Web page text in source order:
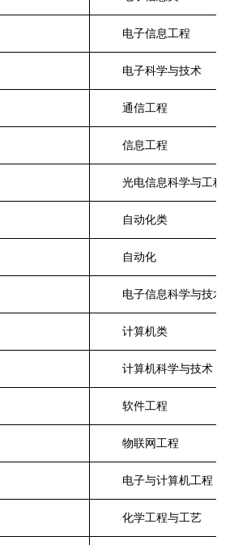
电子信息工程
电子科学与技术
通信工程
信息工程
光电信息科学与工程
自动化类
自动化
电子信息科学与技术
计算机类
计算机科学与技术
软件工程
物联网工程
电子与计算机工程
化学工程与工艺